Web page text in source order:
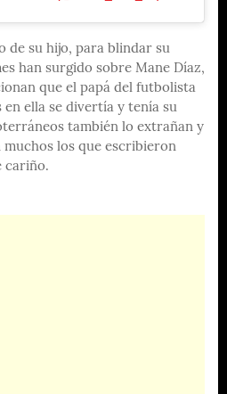
de su hijo, para blindar su
han surgido sobre Mane Díaz,
que el papá del futbolista
ella se divertía y tenía su
también lo extrañan y
los que escribieron
cariño.